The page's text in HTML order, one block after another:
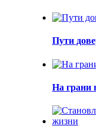
Пути
На грани